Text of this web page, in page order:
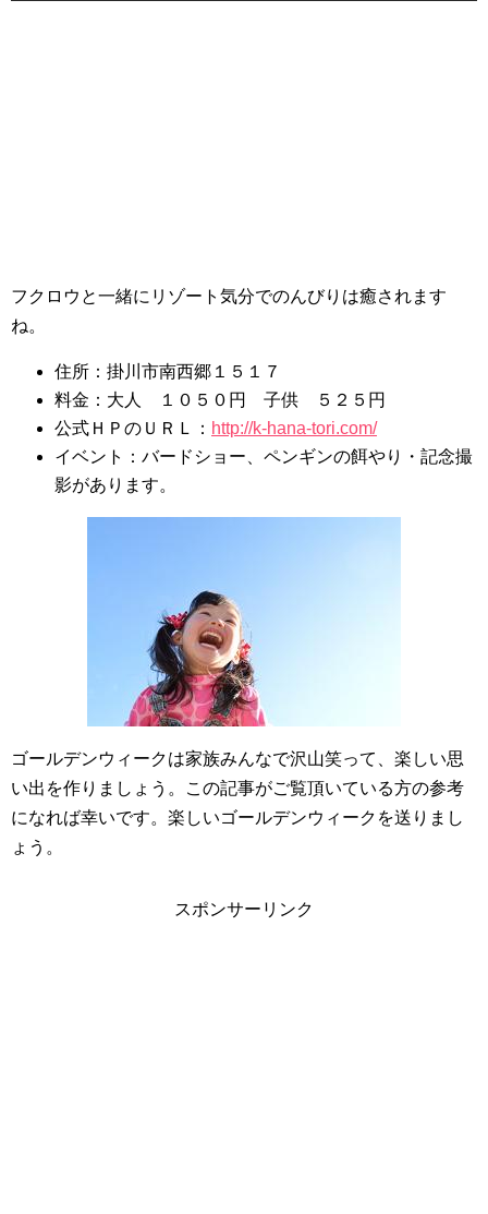
フクロウと一緒にリゾート気分でのんびりは癒されます
ね。
住所：掛川市南西郷１５１７
料金：大人 １０５０円 子供 ５２５円
公式ＨＰのＵＲＬ： http://k-hana-tori.com/
イベント：バードショー、ペンギンの餌やり・記念撮
影があります。
ゴールデンウィークは家族みんなで沢山笑って、楽しい思
い出を作りましょう。この記事がご覧頂いている方の参考
になれば幸いです。楽しいゴールデンウィークを送りまし
ょう。
スポンサーリンク